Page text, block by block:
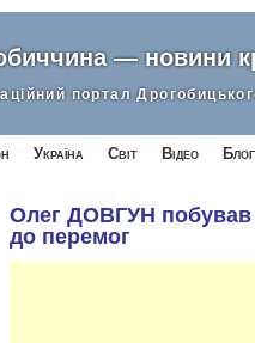
— новини
портал
Україна Світ Відео
Олег ДОВГУН побував
до перемог